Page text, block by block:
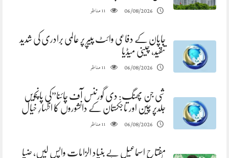
06/08/2026
11مناظر
جاپان کے دفاعی وائٹ پیپر پر عالمی برادری کی شدید
تنقید، چینی میڈیا
06/08/2026
11مناظر
شی جن پھنگ: دی گورننس آف چائنا”کی پانچویں
جلدپر چین اور تاجکستان کے دانشوروں کا اظہارِ خیال
06/08/2026
11مناظر
مفتاح اسماعیل بے بنیاد الزامات واپس لیں، ضیا